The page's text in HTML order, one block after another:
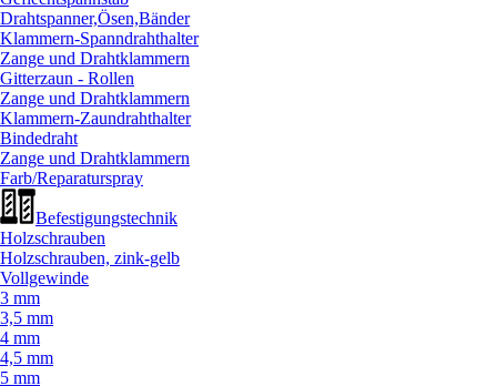
Drahtspanner,Ösen,Bänder
Klammern-Spanndrahthalter
Zange und Drahtklammern
Gitterzaun - Rollen
Zange und Drahtklammern
Klammern-Zaundrahthalter
Bindedraht
Zange und Drahtklammern
Farb/Reparaturspray
Befestigungstechnik
Holzschrauben
Holzschrauben, zink-gelb
Vollgewinde
3 mm
3,5 mm
4 mm
4,5 mm
5 mm